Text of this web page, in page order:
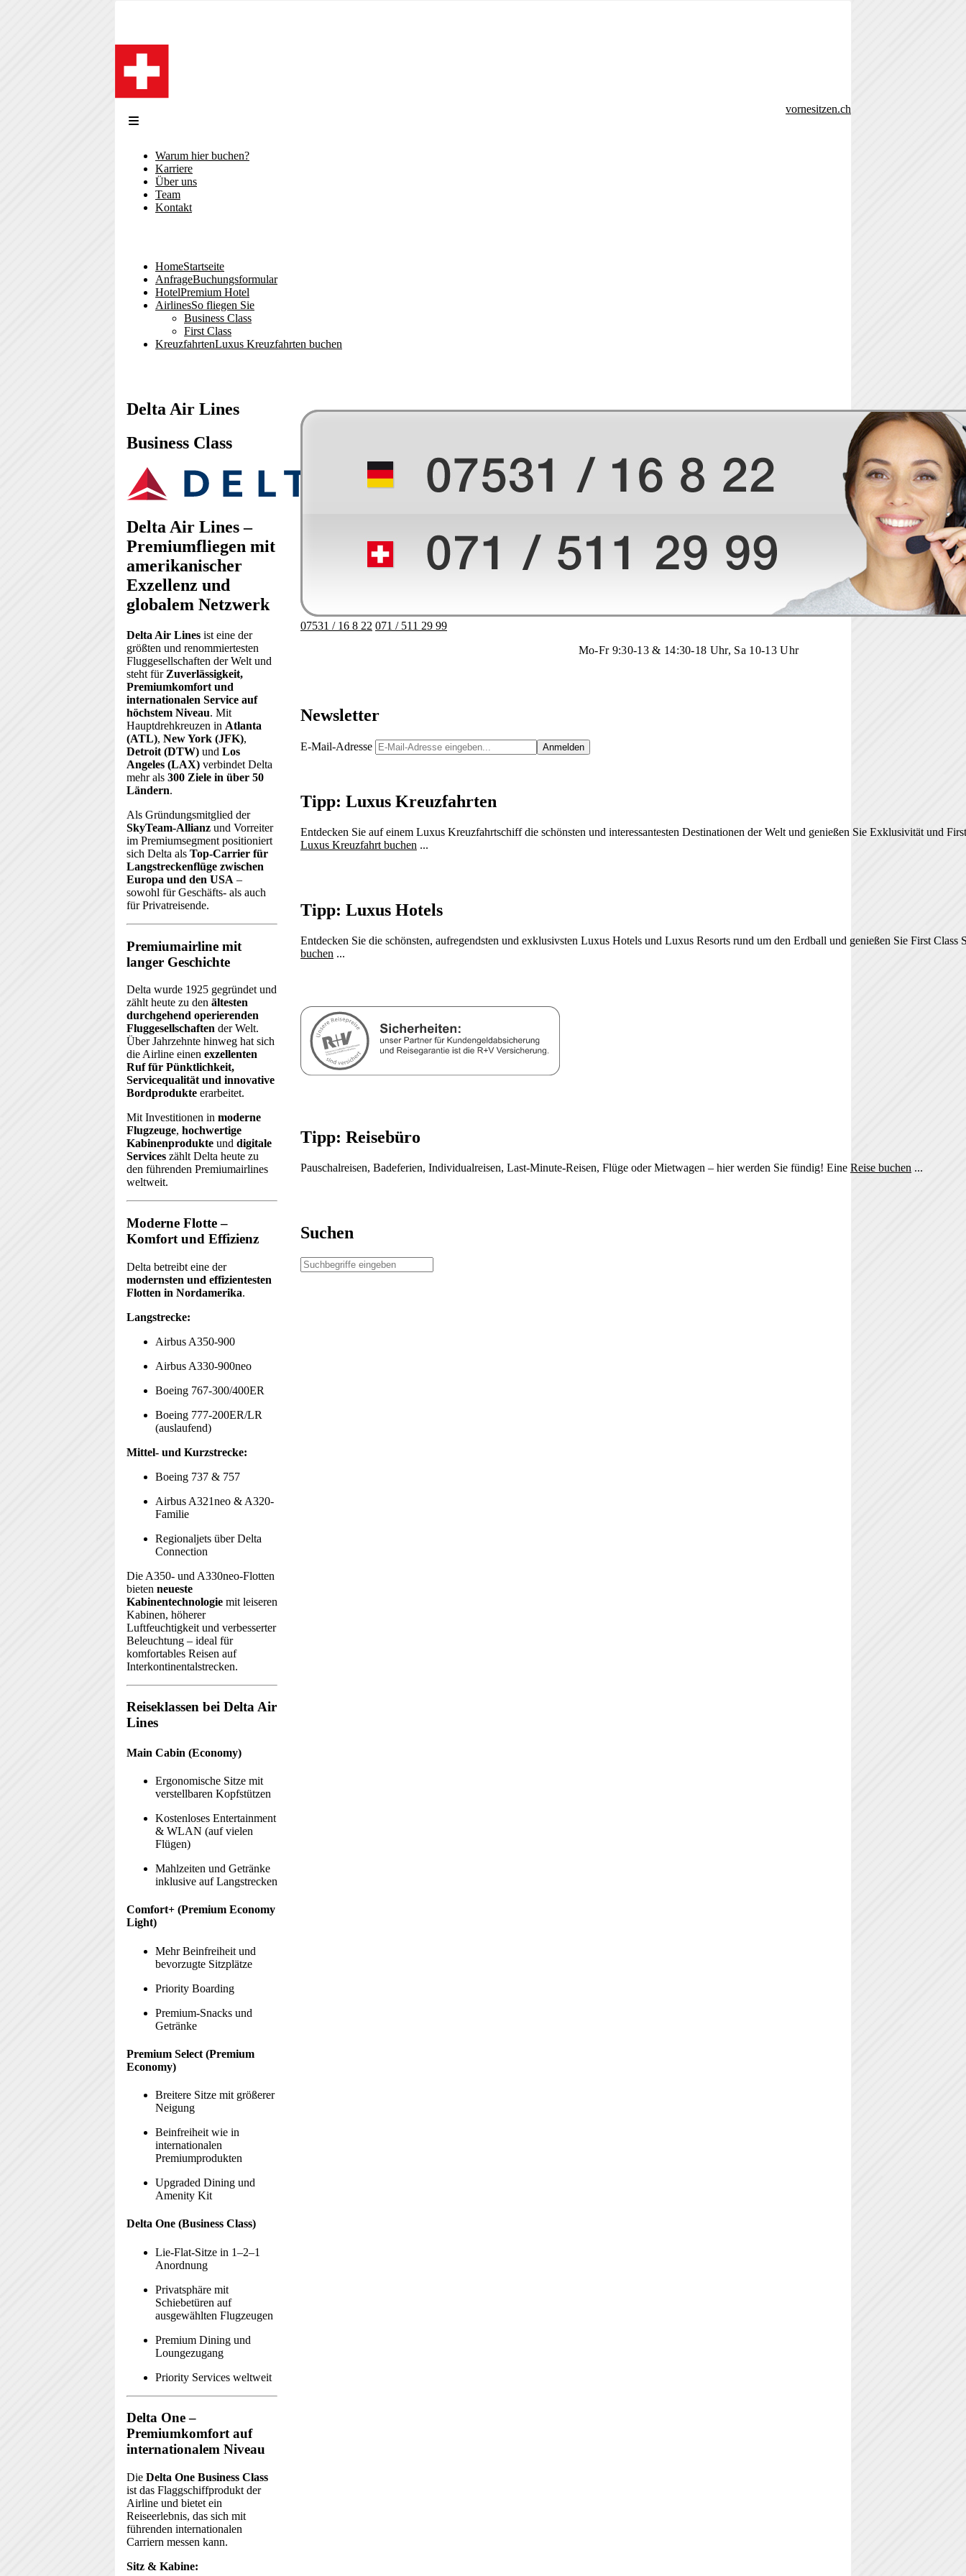
vornesitzen.ch
Sekundärmenü
Warum hier buchen?
Karriere
Über uns
Team
Kontakt
Hauptnavigation
HomeStartseite
AnfrageBuchungsformular
HotelPremium Hotel
AirlinesSo fliegen Sie
Business Class
First Class
KreuzfahrtenLuxus Kreuzfahrten buchen
Delta Air Lines
Business Class
Image
Delta Air Lines –
Premiumfliegen mit
amerikanischer
Exzellenz und
globalem Netzwerk
Delta Air Lines ist eine der
größten und renommiertesten
Fluggesellschaften der Welt und
steht für Zuverlässigkeit,
Premiumkomfort und
internationalen Service auf
höchstem Niveau. Mit
Hauptdrehkreuzen in Atlanta
(ATL), New York (JFK),
Detroit (DTW) und Los
Angeles (LAX) verbindet Delta
mehr als 300 Ziele in über 50
Ländern.
Als Gründungsmitglied der
SkyTeam-Allianz und Vorreiter
im Premiumsegment positioniert
sich Delta als Top-Carrier für
Langstreckenflüge zwischen
Europa und den USA –
sowohl für Geschäfts- als auch
für Privatreisende.
Premiumairline mit
langer Geschichte
Delta wurde 1925 gegründet und
zählt heute zu den ältesten
durchgehend operierenden
Fluggesellschaften der Welt.
Über Jahrzehnte hinweg hat sich
die Airline einen exzellenten
Ruf für Pünktlichkeit,
Servicequalität und innovative
Bordprodukte erarbeitet.
Mit Investitionen in moderne
Flugzeuge, hochwertige
Kabinenprodukte und digitale
Services zählt Delta heute zu
den führenden Premiumairlines
weltweit.
Moderne Flotte –
Komfort und Effizienz
Delta betreibt eine der
modernsten und effizientesten
Flotten in Nordamerika.
Langstrecke:
Airbus A350-900
Airbus A330-900neo
Boeing 767-300/400ER
Boeing 777-200ER/LR
(auslaufend)
Mittel- und Kurzstrecke:
Boeing 737 & 757
Airbus A321neo & A320-
Familie
Regionaljets über Delta
Connection
Die A350- und A330neo-Flotten
bieten neueste
Kabinentechnologie mit leiseren
Kabinen, höherer
Luftfeuchtigkeit und verbesserter
Beleuchtung – ideal für
komfortables Reisen auf
Interkontinentalstrecken.
Reiseklassen bei Delta Air
Lines
Main Cabin (Economy)
Ergonomische Sitze mit
verstellbaren Kopfstützen
Kostenloses Entertainment
& WLAN (auf vielen
Flügen)
Mahlzeiten und Getränke
inklusive auf Langstrecken
Comfort+ (Premium Economy
Light)
Mehr Beinfreiheit und
bevorzugte Sitzplätze
Priority Boarding
Premium-Snacks und
Getränke
Premium Select (Premium
Economy)
Breitere Sitze mit größerer
Neigung
Beinfreiheit wie in
internationalen
Premiumprodukten
Upgraded Dining und
Amenity Kit
Delta One (Business Class)
Lie-Flat-Sitze in 1–2–1
Anordnung
Privatsphäre mit
Schiebetüren auf
ausgewählten Flugzeugen
Premium Dining und
Loungezugang
Priority Services weltweit
Delta One –
Premiumkomfort auf
internationalem Niveau
Die Delta One Business Class
ist das Flaggschiffprodukt der
Airline und bietet ein
Reiseerlebnis, das sich mit
führenden internationalen
Carriern messen kann.
Sitz & Kabine:
07531 / 16 8 22 071 / 511 29 99
Mo-Fr 9:30-13 & 14:30-18 Uhr, Sa 10-13 Uhr
Newsletter
E-Mail-Adresse
Tipp: Luxus Kreuzfahrten
Entdecken Sie auf einem Luxus Kreuzfahrtschiff die schönsten und interessantesten Destinationen der Welt und genießen Sie Exklusivität und
Luxus Kreuzfahrt buchen ...
Tipp: Luxus Hotels
Entdecken Sie die schönsten, aufregendsten und exklusivsten Luxus Hotels und Luxus Resorts rund um den Erdball und genießen Sie First Class
buchen ...
Tipp: Reisebüro
Pauschalreisen, Badeferien, Individualreisen, Last-Minute-Reisen, Flüge oder Mietwagen – hier werden Sie fündig! Eine Reise buchen ...
Suchen